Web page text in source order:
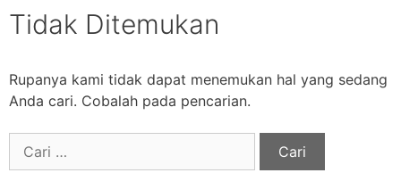
Tidak Ditemukan
Rupanya kami tidak dapat menemukan hal yang sedang
Anda cari. Cobalah pada pencarian.